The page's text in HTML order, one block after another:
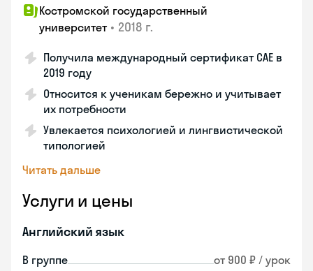
Костромской государственный
университет • 2018 г.
Получила международный сертификат CAE в
2019 году
Относится к ученикам бережно и учитывает
их потребности
Увлекается психологией и лингвистической
типологией
Читать дальше
Услуги и цены
Английский язык
В группе от 900 ₽ / урок